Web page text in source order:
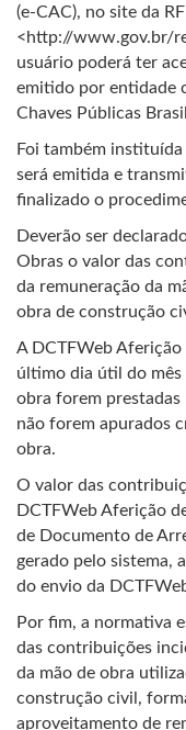
(e-CAC), no site da
<http://www.gov.br/
usuário poderá ter
emitido por entidade
Chaves Públicas
Foi também
será emitida e
finalizado o
Deverão ser
Obras o valor das
da remuneração da
obra de construção
A DCTFWeb
último dia útil do mês
obra forem prestadas
não forem apurados
obra.
O valor das
DCTFWeb Aferição
de Documento de
gerado pelo sistema,
do envio da
Por fim, a normativa
das contribuições
da mão de obra
construção civil,
aproveitamento de